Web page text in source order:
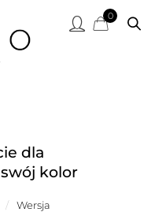
0
dla
kolor
/
Wersja